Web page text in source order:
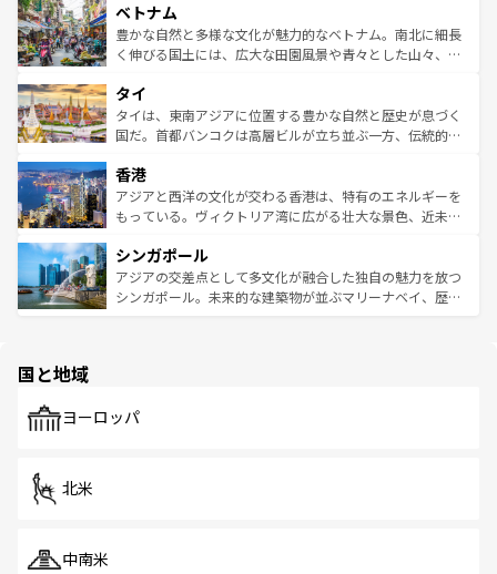
参照してほしい。
容にもいいと評判のスイーツなど、バラエティ豊かな料理
が味わえる。 なお、新着の台湾情報は コンテンツ一覧を参
照してほしい。
き、地方に足を延ばせば四季折々の自然美を楽しむことが
できる。そして、キムチや焼肉、絶品のストリートフード
まで、さまざまな韓国料理が待っている。夜には、韓国な
リティに包まれながら、韓国の多彩な魅力を心ゆくまで味
わってみてほしい。 なお、新着の韓国情報はコンテンツ一
覧を参照してほしい。
ベトナム
豊かな自然と多様な文化が魅力的なベトナム。南北に細長
く伸びる国土には、広大な田園風景や青々とした山々、世
急速な発展と共に伝統が息づく。ハノイの古い町並みやホ
ーチミン市のフランス統治時代の建物も、独特の雰囲気を
醸し出している。また、バラエティの豊かさとおいしさで
とつ。フォーやバインミー、ベトナムコーヒーなどは、ぜ
ひ現地で味わいたい。どの地域を訪れてもあたたかい人々
が旅行者を迎えてくれるので、きっと忘れられない旅にな
参照してほしい。
タイ
タイは、東南アジアに位置する豊かな自然と歴史が息づく
国だ。首都バンコクは高層ビルが立ち並ぶ一方、伝統的な
の活気が交差している。北部ではチェンマイなどの山岳地
帯で自然と触れ合い、南部ではプーケットやクラビの美し
いビーチでリゾート気分を楽しむことができる。タイ料理
激する。気候は一年中温暖で、どの季節にも異なる楽しみ
が待っている。親しみやすいタイの人々、仏教を中心とし
た文化、そして多様な観光資源が、訪れる旅人を魅了し続
香港
アジアと西洋の文化が交わる香港は、特有のエネルギーを
もっている。ヴィクトリア湾に広がる壮大な景色、近未来
み、どこを訪れても感動するはず。観光スポットが密集し
ており、効率よく見どころを回れるのも魅力。息をのむよ
うな絶景から文化的な体験まで、香港を存分に楽しみ尽く
シンガポール
アジアの交差点として多文化が融合した独自の魅力を放つ
シンガポール。未来的な建築物が並ぶマリーナベイ、歴史
で、ホーカーズは地元の風情を楽しめる外せないスポット
国と地域
ヨーロッパ
北米
中南米